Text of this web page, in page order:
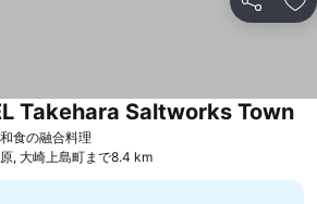
シェア お
食の融合料理料金を表示
Takehara Saltworks Town料
, 大崎上島町まで8.4 km